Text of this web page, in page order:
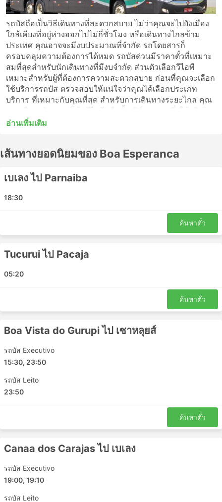
รถบัสถือเป็นวิธีเดินทางที่สะดวกสบาย ไม่ว่าคุณจะไปยังเมือง
ใกล้เคียงที่อยู่ห่างออกไปไม่กี่ชั่วโมง หรือเดินทางไกลข้าม
ประเทศ คุณอาจจะมีงบประมาณที่จำกัด รถโดยสารก็
ครอบคลุมความต้องการได้หมด รถบัสด่วนมีราคาตั๋วที่เหมาะ
สมที่สุดสำหรับนักเดินทางที่มีงบจำกัด ส่วนตัวเลือกวีไอพี
เหมาะสำหรับผู้ที่ต้องการความสะดวกสบาย ก่อนที่คุณจะเลือก
ใช้บริการรถบัส ตรวจสอบให้แน่ใจว่าคุณได้เลือกประเภท
บริการ ที่เหมาะกับคุณที่สุด สำหรับการเดินทางระยะไกล คุณ
แบบไม่แวะพักไปจนถึงจุดหมายปลายทางของคุณ หรือเพียงแค่
สำหรับการเดินทางระยะสั้น แต่การนั่งรถระยะยาวมักไม่ใช่
เนื่องจากจุดหมายปลายทางระยะไกลหลายแห่งให้บริการโดย
มีตู้นอนสำหรับการเดินทางดังกล่าว ทำการจองตั๋วรถโดยสาร
ช่วยให้คุณเลือกตั๋วโดยสารและชั้นโดยสารที่ดีที่สุดได้
Boa Esperanca สถานียอดนิยม
สถานีหลักที่ครอบคลุมโดยรถโดยสารของ Boa Esperanca
ได้แก่:
Ananindeua
Jacunda Bus Station
สถานีรถบัสซานหลุยส์
Curionopolis
Altamira Sudam II
Ze Doca
Eldorado dos Carajas
อ่านเพิ่มเติม
เส้นทางยอดนิยมของ Boa Esperanca
เบเลง ไป Parnaiba
18:30
ค้นหาตั๋ว
Tucurui ไป Pacaja
05:20
ค้นหาตั๋ว
Boa Vista do Gurupi ไป เซาหลุยส์
รถบัส Executivo
15:30, 23:50
รถบัส Leito
23:50
ค้นหาตั๋ว
Canaa dos Carajas ไป เบเลง
รถบัส Executivo
19:00, 19:10
รถบัส Leito